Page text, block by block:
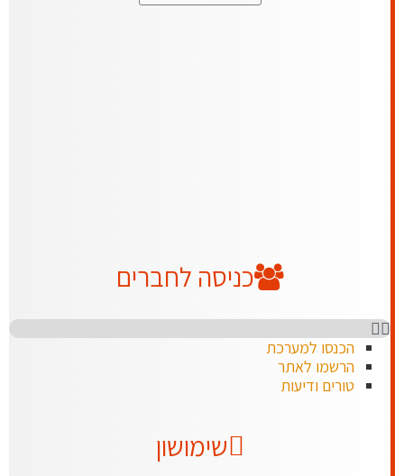
כניסה לחברים
הכנסו למערכת
הרשמו לאתר
טורים ודיעות
שימושון